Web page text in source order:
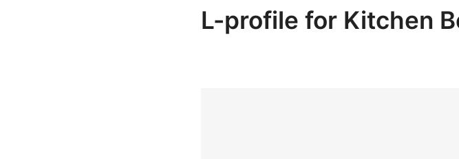
L-profile for Kitchen